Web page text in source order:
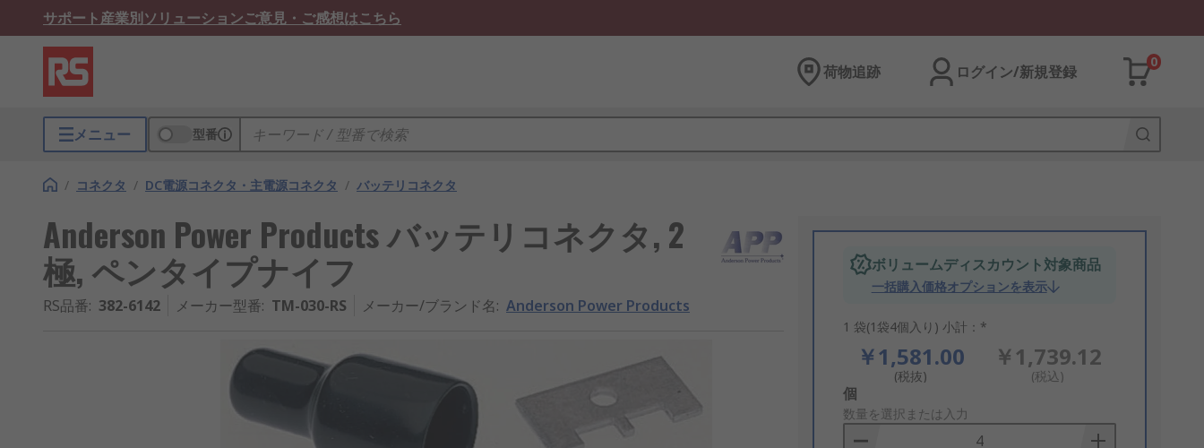
サポート産業別ソリューションご意見・ご感想はこちら
荷物追跡 ログイン/新規登録
0
メニュー 型番
/ コネクタ / DC電源コネクタ・主電源コネクタ / バッテリコネクタ
Anderson Power Products バッテリコネクタ, 2
極, ペンタイプナイフ
RS品番: 382-6142 メーカー型番: TM-030-RS メーカー/ブランド名: Anderson Power Products
ボリュームディスカウント対象商品
一括購入価格オプションを表示
1 袋(1袋4個入り) 小計：*
￥1,581.00
(税抜)
￥1,739.12
(税込)
Add
to
Basket
個
数量を選択または入力